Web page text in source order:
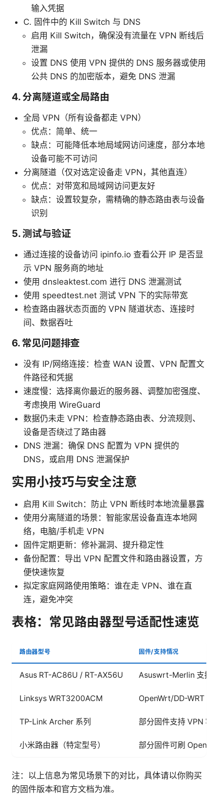
输入凭据
C. 固件中的 Kill Switch 与 DNS
启用 Kill Switch，确保没有流量在 VPN 断线后
泄漏
设置 DNS 使用 VPN 提供的 DNS 服务器或使用
公共 DNS 的加密版本，避免 DNS 泄漏
4. 分离隧道或全局路由
全局 VPN（所有设备都走 VPN）
优点：简单、统一
缺点：可能降低本地局域网访问速度，部分本地
设备可能不可访问
分离隧道（仅对选定设备走 VPN，其他直连）
优点：对带宽和局域网访问更友好
缺点：设置较复杂，需精确的静态路由表与设备
识别
5. 测试与验证
通过连接的设备访问 ipinfo.io 查看公开 IP 是否显
示 VPN 服务商的地址
使用 dnsleaktest.com 进行 DNS 泄漏测试
使用 speedtest.net 测试 VPN 下的实际带宽
检查路由器状态页面的 VPN 隧道状态、连接时
间、数据吞吐
6. 常见问题排查
没有 IP/网络连接：检查 WAN 设置、VPN 配置文
件路径和凭据
速度慢：选择离你最近的服务器、调整加密强度、
考虑换用 WireGuard
数据仍未走 VPN：检查静态路由表、分流规则、
设备是否绕过了路由器
DNS 泄漏：确保 DNS 配置为 VPN 提供的
DNS，或启用 DNS 泄漏保护
实用小技巧与安全注意
启用 Kill Switch：防止 VPN 断线时本地流量暴露
使用分离隧道的场景：智能家居设备直连本地网
络，电脑/手机走 VPN
固件定期更新：修补漏洞、提升稳定性
备份配置：导出 VPN 配置文件和路由器设置，方
便快速恢复
拟定家庭网路使用策略：谁在走 VPN、谁在直
连，避免冲突
表格：常见路由器型号适配性速览
路由器型号 固件/支持情况
Asus RT-AC86U / RT-AX56U Asuswrt-Merlin 支持
Linksys WRT3200ACM OpenWrt/DD-WRT 支
TP-Link Archer 系列 部分固件支持 VPN 客
小米路由器（特定型号） 部分固件可刷
注：以上信息为常见场景下的对比，具体请以你购买
的固件版本和官方文档为准。